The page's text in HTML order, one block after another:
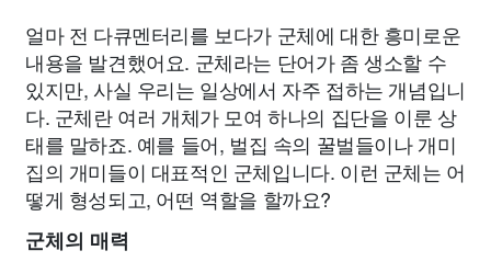
얼마 전 다큐멘터리를 보다가 군체에 대한 흥미로운
내용을 발견했어요. 군체라는 단어가 좀 생소할 수
있지만, 사실 우리는 일상에서 자주 접하는 개념입니
다. 군체란 여러 개체가 모여 하나의 집단을 이룬 상
태를 말하죠. 예를 들어, 벌집 속의 꿀벌들이나 개미
집의 개미들이 대표적인 군체입니다. 이런 군체는 어
떻게 형성되고, 어떤 역할을 할까요?
군체의 매력